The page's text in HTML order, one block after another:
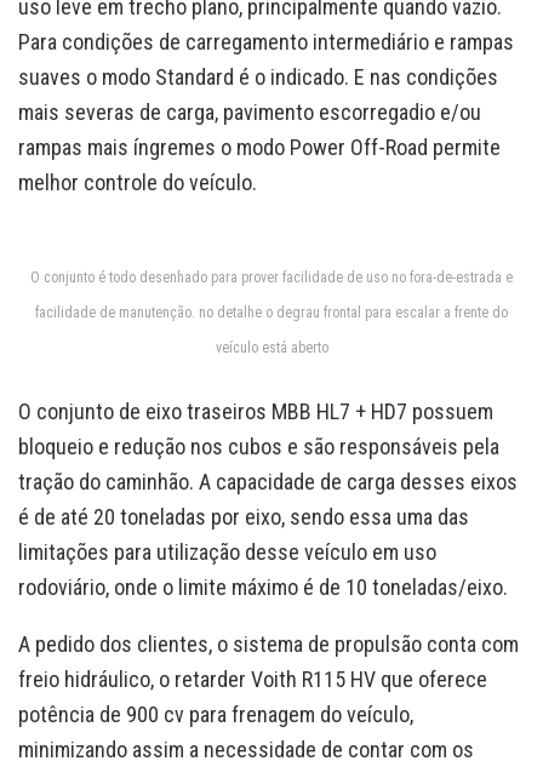
uso leve em trecho plano, principalmente quando vazio.
Para condições de carregamento intermediário e rampas
suaves o modo Standard é o indicado. E nas condições
mais severas de carga, pavimento escorregadio e/ou
rampas mais íngremes o modo Power Off-Road permite
melhor controle do veículo.
O conjunto é todo desenhado para prover facilidade de uso no fora-de-estrada e
facilidade de manutenção. no detalhe o degrau frontal para escalar a frente do
veículo está aberto
O conjunto de eixo traseiros MBB HL7 + HD7 possuem
bloqueio e redução nos cubos e são responsáveis pela
tração do caminhão. A capacidade de carga desses eixos
é de até 20 toneladas por eixo, sendo essa uma das
limitações para utilização desse veículo em uso
rodoviário, onde o limite máximo é de 10 toneladas/eixo.
A pedido dos clientes, o sistema de propulsão conta com
freio hidráulico, o retarder Voith R115 HV que oferece
potência de 900 cv para frenagem do veículo,
minimizando assim a necessidade de contar com os